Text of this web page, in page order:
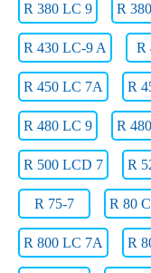
R 380 LC 9 R
R 430 LC-9 A R
R 450 LC 7A R
R 480 LC 9 R
R 500 LCD 7 R
R 75-7 R 80
R 800 LC 7A R